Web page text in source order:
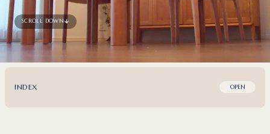
SCROLL DOWN
INDEX OPEN